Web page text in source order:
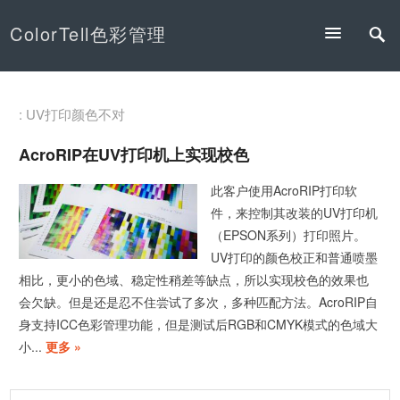
ColorTell色彩管理
: UV打印颜色不对
AcroRIP在UV打印机上实现校色
此客户使用AcroRIP打印软
件，来控制其改装的UV打印机
（EPSON系列）打印照片。
UV打印的颜色校正和普通喷墨
相比，更小的色域、稳定性稍差等缺点，所以实现校色的效果也
会欠缺。但是还是忍不住尝试了多次，多种匹配方法。AcroRIP自
身支持ICC色彩管理功能，但是测试后RGB和CMYK模式的色域大
小...更多 »